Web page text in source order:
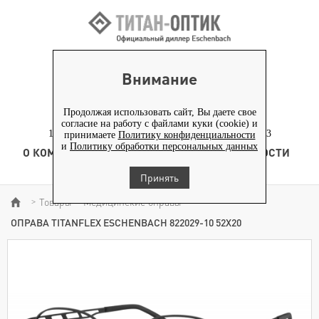
Внимание
Продолжая использовать сайт, Вы даете свое
согласие на работу с файлами куки (cookie) и
принимаете Политику конфиденциальности
и Политику обработки персональных данных
Принять
+7 (495) 653-82-70
117186, г. Москва, Севастопольский проспект, д. 23
О КОМПАНИИ ТОВАРЫ ТЕХНОЛОГИЯ
НОВОСТИ
КОНТЕНТ
> Товары > Медицинские оправы >
ОПРАВА TITANFLEX ESCHENBACH 822029-10 52Х20